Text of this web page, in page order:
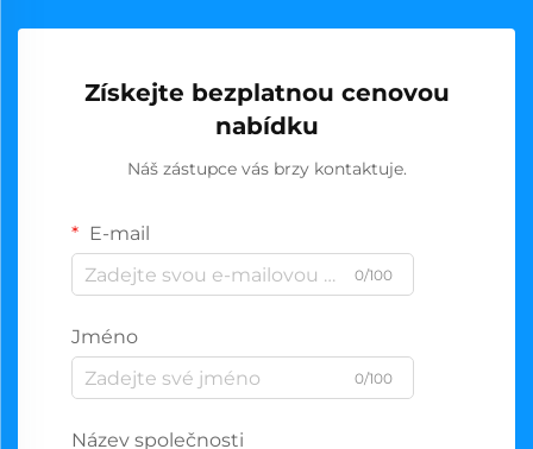
Získejte bezplatnou cenovou
nabídku
Náš zástupce vás brzy kontaktuje.
E-mail
0/100
Jméno
0/100
Název společnosti